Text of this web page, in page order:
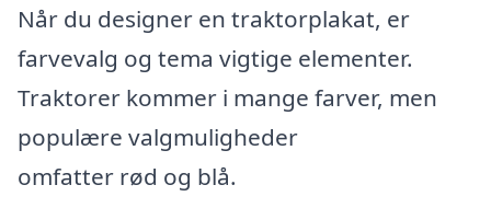
Når du designer en traktorplakat, er
farvevalg og tema vigtige elementer.
Traktorer kommer i mange farver, men
populære valgmuligheder
omfatter rød og blå.